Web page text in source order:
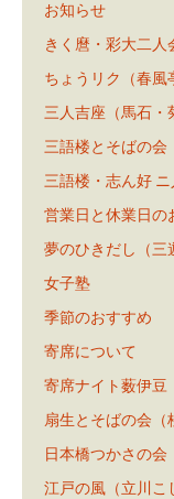
お知らせ
きく麿・彩大二人
ちょうリク（春風
三人吉座（馬石・
三語楼とそばの会
三語楼・志ん好 ニ
営業日と休業日の
夢のひきだし（三
女子塾
季節のおすすめ
寄席について
寄席ナイト薮伊豆
扇生とそばの会（
日本橋つかさの会
江戸の風（立川こ